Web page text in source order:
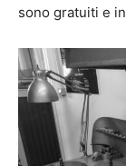
sono gratuiti e